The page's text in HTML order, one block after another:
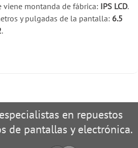
montanda de fábrica: IPS LCD.
y pulgadas de la pantalla: 6.5
.
en repuestos
de pantallas y electrónica.